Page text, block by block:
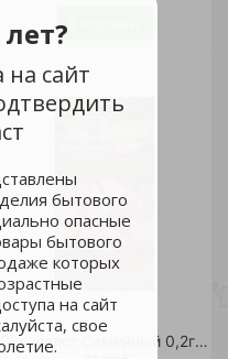
на сайт
бытового
опасные
бытового
которых
на сайт
свое
В корзину
Лук шалот Семейный 0,2гр /10